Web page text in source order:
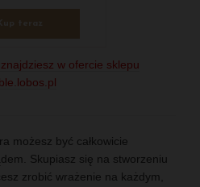
w ofercie sklepu
możesz być całkowicie
Skupiasz się na stworzeniu
zrobić wrażenie na każdym,